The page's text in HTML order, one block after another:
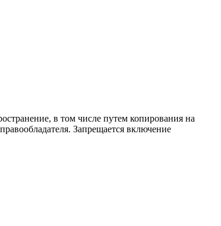
в том числе путем копирования на
Запрещается включение